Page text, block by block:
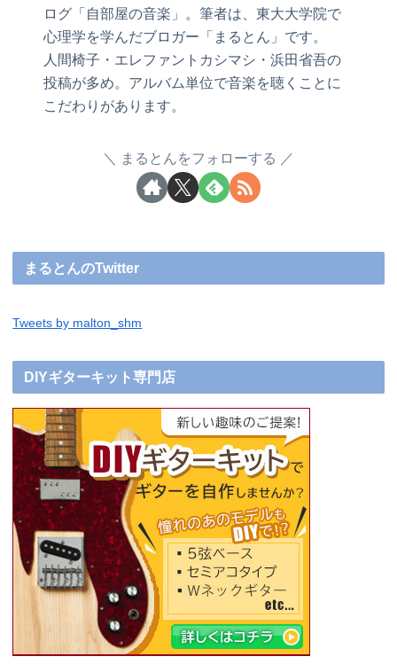
ログ「自部屋の音楽」。筆者は、東大大学院で
心理学を学んだブロガー「まるとん」です。
人間椅子・エレファントカシマシ・浜田省吾の
投稿が多め。アルバム単位で音楽を聴くことに
こだわりがあります。
まるとんをフォローする
まるとんのTwitter
Tweets by malton_shm
DIYギターキット専門店